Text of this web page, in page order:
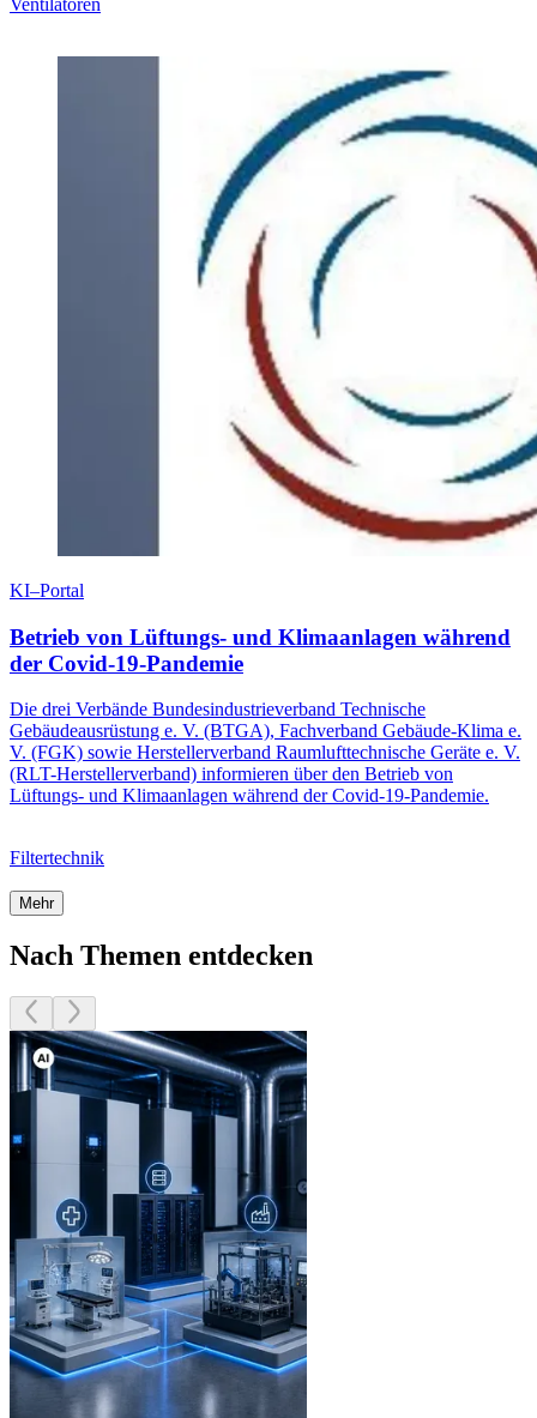
KI–Portal
Betrieb von Lüftungs- und Klimaanlagen während
der Covid-19-Pandemie
Die drei Verbände Bundesindustrieverband Technische
Gebäudeausrüstung e. V. (BTGA), Fachverband Gebäude-Klima e.
V. (FGK) sowie Herstellerverband Raumlufttechnische Geräte e. V.
(RLT-Herstellerverband) informieren über den Betrieb von
Lüftungs- und Klimaanlagen während der Covid-19-Pandemie.
Filtertechnik
Mehr
Nach Themen entdecken